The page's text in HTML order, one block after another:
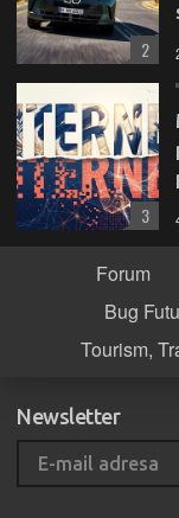
2
3
Forum
Bug
Tourism,
Newsletter